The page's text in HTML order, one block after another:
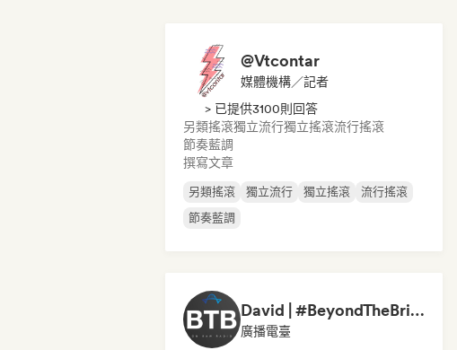
@Vtcontar
媒體機構／記者
> 已提供3100則回答
另類搖滾獨立流行獨立搖滾流行搖滾
節奏藍調
撰寫文章
另類搖滾 獨立流行 獨立搖滾
流行搖滾
節奏藍調
David | #BeyondTheBridge on Raw Radio |
廣播電臺